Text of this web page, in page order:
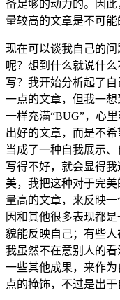
备足够的动力的。因
量较高的文章是不可能
现在可以谈我自己的
呢？想到什么就说什
写？我开始分析起了
一点的文章，但我一
一样充满“BUG”，心
出好的文章，而是不
当成了一种自我展示
写得不好，就会显得
美，我把这种对于完
量高的文章，来反映
因和其他很多表现都
貌能反映自己；有些人
我虽然不在意别人的
一些其他成果，来作
点的掩饰，不过是出